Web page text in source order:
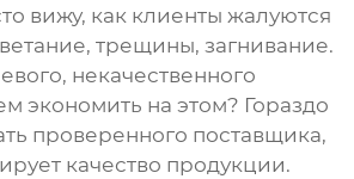
вижу, как клиенты жалуются
трещины, загнивание.
некачественного
экономить на этом? Гораздо
проверенного поставщика,
качество продукции.